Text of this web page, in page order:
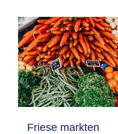
Friese markten